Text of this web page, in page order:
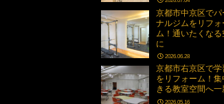
京都市中京区でパ
ナルジムをリフォ
ム！通いたくなる
に
2026.06.28
京都市右京区で学
をリフォーム！集
きる教室空間へ一
2026.05.16